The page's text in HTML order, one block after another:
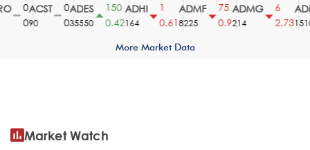
ACST
90
ADES
35550
150
0.42
ADHI
164
0.61
ADMF
8225
75
0.9
ADMG
214
2.731510
More Market Data
Market Watch